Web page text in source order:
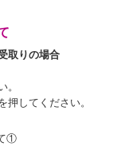
取りの場合
。
してください。